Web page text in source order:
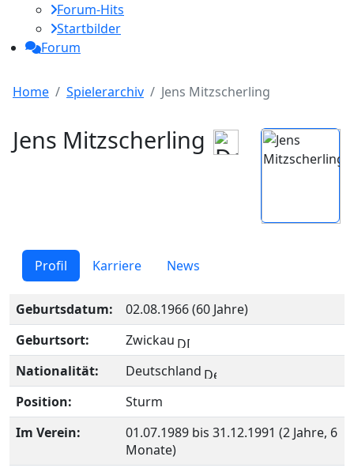
Forum-Hits
Startbilder
Forum
Home Spielerarchiv Jens Mitzscherling
Jens Mitzscherling
Profil Karriere News
Geburtsdatum:
02.08.1966 (60 Jahre)
Geburtsort:
Zwickau
Nationalität:
Deutschland
Position:
Sturm
Im Verein:
01.07.1989 bis 31.12.1991 (2 Jahre, 6
Monate)